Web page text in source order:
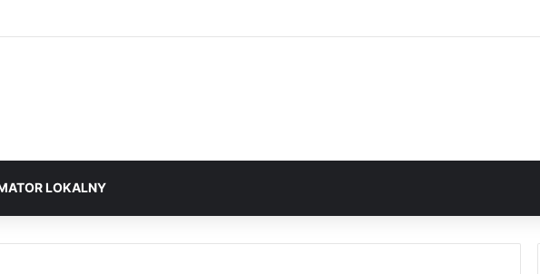
LOKALNY